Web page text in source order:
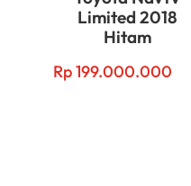
Limited 2018
Hitam
Rp199.000.000